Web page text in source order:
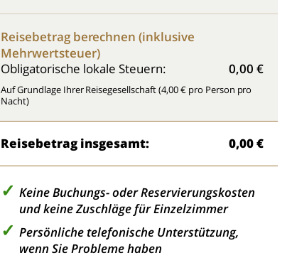
Reisebetrag berechnen (inklusive
Mehrwertsteuer)
Obligatorische lokale Steuern:
0,00 €
Auf Grundlage Ihrer Reisegesellschaft (4,00 € pro Person pro
Nacht)
Reisebetrag insgesamt: 0,00 €
Keine Buchungs- oder Reservierungskosten
und keine Zuschläge für Einzelzimmer
Persönliche telefonische Unterstützung,
wenn Sie Probleme haben